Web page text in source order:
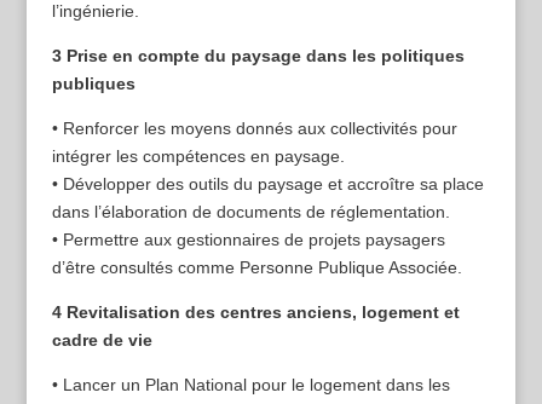
l’ingénierie.
3 Prise en compte du paysage dans les politiques
publiques
• Renforcer les moyens donnés aux collectivités pour
intégrer les compétences en paysage.
• Développer des outils du paysage et accroître sa place
dans l’élaboration de documents de réglementation.
• Permettre aux gestionnaires de projets paysagers
d’être consultés comme Personne Publique Associée.
4 Revitalisation des centres anciens, logement et
cadre de vie
• Lancer un Plan National pour le logement dans les